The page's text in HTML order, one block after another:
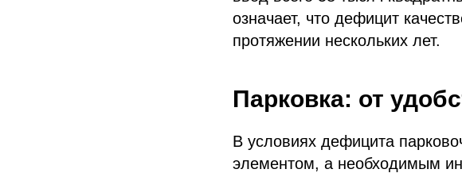
означает, что дефицит
протяжении нескольких лет.​
Парковка: от
В условиях дефицита
элементом, а необходимым